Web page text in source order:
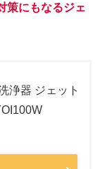
策にもなるジェ
浄器 ジェット